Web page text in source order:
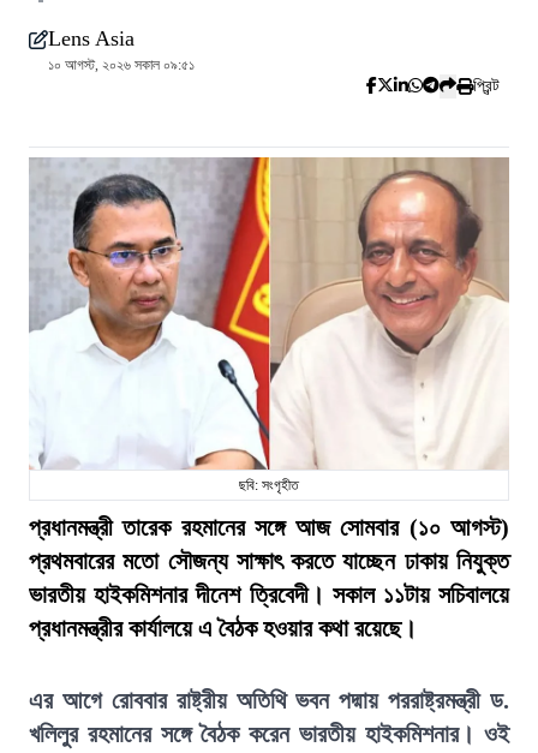
Lens Asia
১০ আগস্ট, ২০২৬ সকাল ০৯:৫১
প্রিন্ট
ছবি: সংগৃহীত
প্রধানমন্ত্রী তারেক রহমানের সঙ্গে আজ সোমবার (১০ আগস্ট)
প্রথমবারের মতো সৌজন্য সাক্ষাৎ করতে যাচ্ছেন ঢাকায় নিযুক্ত
ভারতীয় হাইকমিশনার দীনেশ ত্রিবেদী। সকাল ১১টায় সচিবালয়ে
প্রধানমন্ত্রীর কার্যালয়ে এ বৈঠক হওয়ার কথা রয়েছে।
এর আগে রোববার রাষ্ট্রীয় অতিথি ভবন পদ্মায় পররাষ্ট্রমন্ত্রী ড.
খলিলুর রহমানের সঙ্গে বৈঠক করেন ভারতীয় হাইকমিশনার। ওই